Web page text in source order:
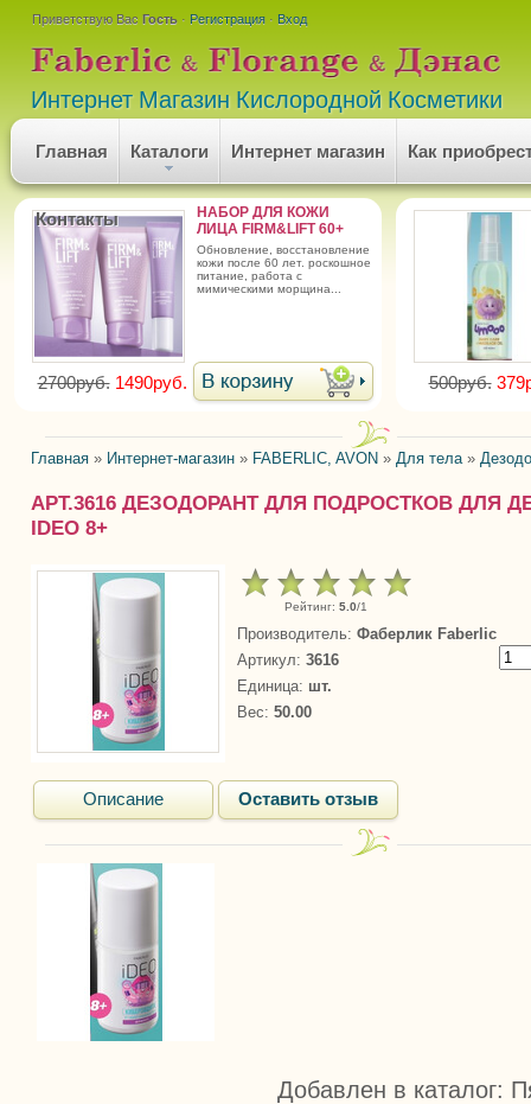
Приветствую Вас Гость · Регистрация · Вход
Интернет Магазин Кислородной Косметики
Главная Каталоги Интернет магазин Как
Контакты
НАБОР ДЛЯ КОЖИ
ЛИЦА FIRM&LIFT 60+
обновление, восстановление
кожи после 60 лет. роскошное
питание, работа с
мимическими морщина...
2700руб. 1490руб. 500руб.
Главная » Интернет-магазин » FABERLIC, AVON » Для тела »
АРТ.3616 ДЕЗОДОРАНТ ДЛЯ ПОДРОСТКОВ ДЛЯ
IDEO 8+
Рейтинг: 5.0/1
Производитель: Фаберлик Faberlic
Артикул: 3616
Единица: шт.
Вес: 50.00
Описание Оставить отзыв
Добавлен в каталог: